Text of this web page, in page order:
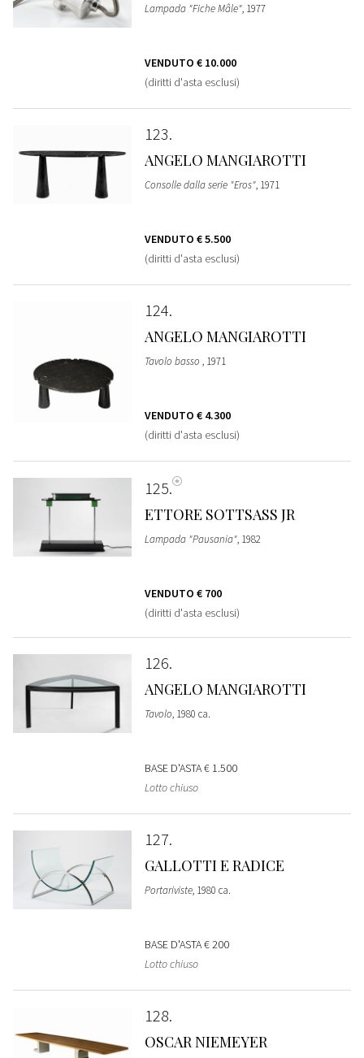
Lampada "Fiche Mâle", 1977
VENDUTO € 10.000
(diritti d'asta esclusi)
123
ANGELO MANGIAROTTI
Consolle dalla serie "Eros", 1971
VENDUTO € 5.500
(diritti d'asta esclusi)
124
ANGELO MANGIAROTTI
Tavolo basso , 1971
VENDUTO € 4.300
(diritti d'asta esclusi)
125
ETTORE SOTTSASS JR
Lampada "Pausania", 1982
VENDUTO € 700
(diritti d'asta esclusi)
126
ANGELO MANGIAROTTI
Tavolo, 1980 ca.
BASE D'ASTA€ 1.500
Lotto chiuso
127
GALLOTTI E RADICE
Portariviste, 1980 ca.
BASE D'ASTA€ 200
Lotto chiuso
128
OSCAR NIEMEYER